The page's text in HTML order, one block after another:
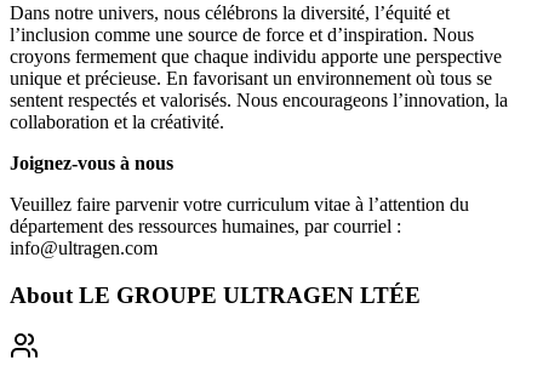
Dans notre univers, nous célébrons la diversité, l’équité et
l’inclusion comme une source de force et d’inspiration. Nous
croyons fermement que chaque individu apporte une perspective
unique et précieuse. En favorisant un environnement où tous se
sentent respectés et valorisés. Nous encourageons l’innovation, la
collaboration et la créativité.
Joignez-vous à nous
Veuillez faire parvenir votre curriculum vitae à l’attention du
département des ressources humaines, par courriel :
info@ultragen.com
About LE GROUPE ULTRAGEN LTÉE